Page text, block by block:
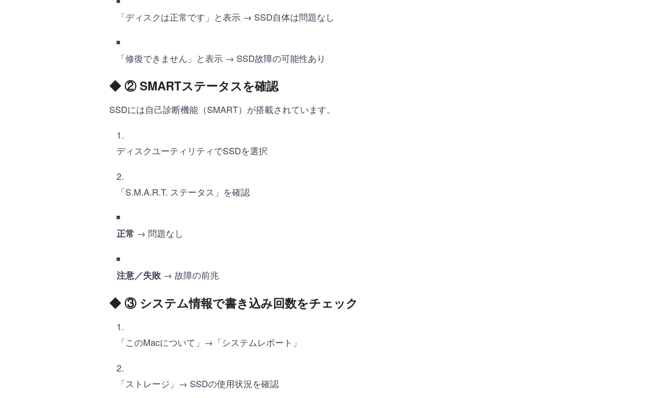
「ディスクは正常です」と表示 → SSD自体は問題なし
「修復できません」と表示 → SSD故障の可能性あり
◆② SMARTステータスを確認
SSDには自己診断機能（SMART）が搭載されています。
ディスクユーティリティでSSDを選択
「S.M.A.R.T. ステータス」を確認
正常 → 問題なし
注意／失敗 → 故障の前兆
◆③ システム情報で書き込み回数をチェック
「このMacについて」→「システムレポート」
「ストレージ」→ SSDの使用状況を確認